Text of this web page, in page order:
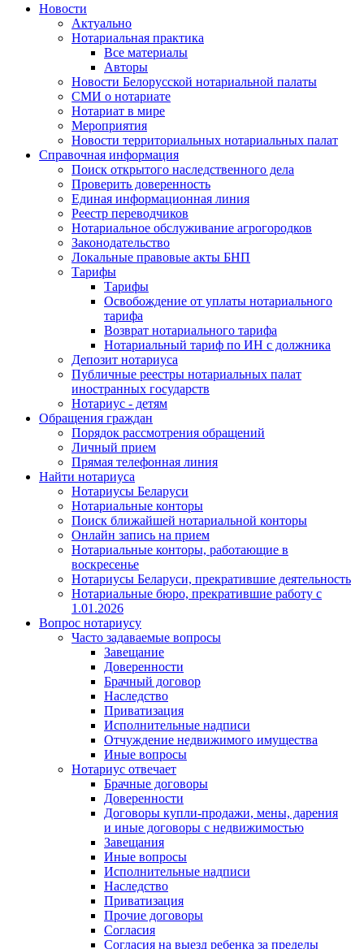
Новости
Актуально
Нотариальная практика
Все материалы
Авторы
Новости Белорусской нотариальной палаты
СМИ о нотариате
Нотариат в мире
Мероприятия
Новости территориальных нотариальных палат
Справочная информация
Поиск открытого наследственного дела
Проверить доверенность
Единая информационная линия
Реестр переводчиков
Нотариальное обслуживание агрогородков
Законодательство
Локальные правовые акты БНП
Тарифы
Тарифы
Освобождение от уплаты нотариального
тарифа
Возврат нотариального тарифа
Нотариальный тариф по ИН с должника
Депозит нотариуса
Публичные реестры нотариальных палат
иностранных государств
Нотариус - детям
Обращения граждан
Порядок рассмотрения обращений
Личный прием
Прямая телефонная линия
Найти нотариуса
Нотариусы Беларуси
Нотариальные конторы
Поиск ближайшей нотариальной конторы
Онлайн запись на прием
Нотариальные конторы, работающие в
воскресенье
Нотариусы Беларуси, прекратившие деятельность
Нотариальные бюро, прекратившие работу с
1.01.2026
Вопрос нотариусу
Часто задаваемые вопросы
Завещание
Доверенности
Брачный договор
Наследство
Приватизация
Исполнительные надписи
Отчуждение недвижимого имущества
Иные вопросы
Нотариус отвечает
Брачные договоры
Доверенности
Договоры купли-продажи, мены, дарения
и иные договоры с недвижимостью
Завещания
Иные вопросы
Исполнительные надписи
Наследство
Приватизация
Прочие договоры
Согласия
Согласия на выезд ребенка за пределы